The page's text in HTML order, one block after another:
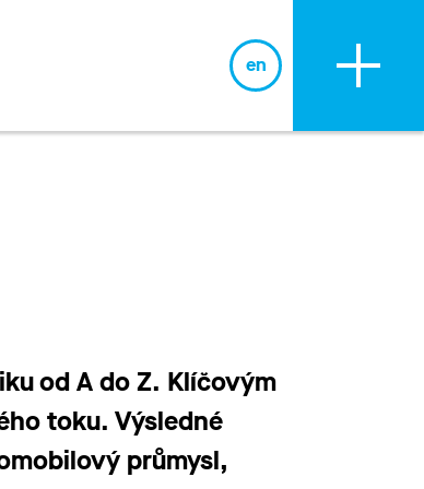
BLOG
en
od A do Z. Klíčovým
toku. Výsledné
průmysl,